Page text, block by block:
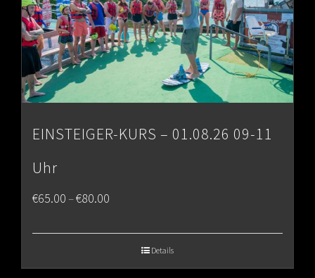
EINSTEIGER-KURS – 01.08.26 09-11
Uhr
€65.00–€80.00
Details